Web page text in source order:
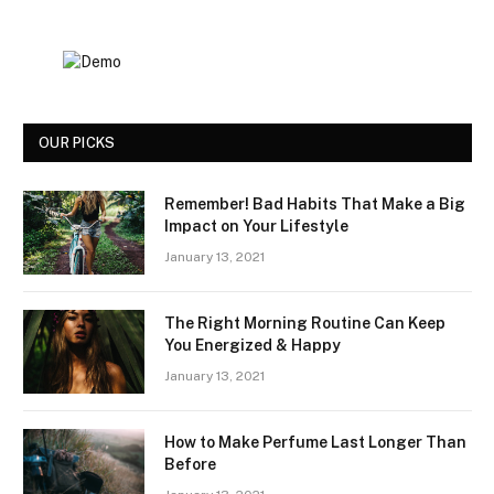
OUR PICKS
Remember! Bad Habits That Make a Big
Impact on Your Lifestyle
January 13, 2021
The Right Morning Routine Can Keep
You Energized & Happy
January 13, 2021
How to Make Perfume Last Longer Than
Before